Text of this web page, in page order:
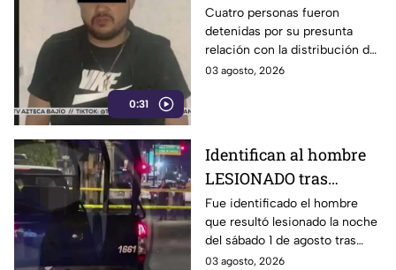
0:31
D3LINCUENTES en
León: así OCURRIÓ
Cuatro personas fueron
detenidas por su presunta
relación con la distribución de
droga en distintos puntos de
03 agosto, 2026
Identifican al hombre
LESIONADO tras
agresión en colonia
Constitución de
Apatzingán en Irapuato
Fue identificado el hombre
que resultó lesionado la noche
del sábado 1 de agosto tras
registrarse detonaciones en la
03 agosto, 2026